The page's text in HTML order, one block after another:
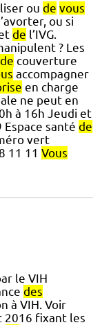
ou de vous
ou si
de l’IVG.
? Les
de couverture
accompagner
en charge
ne peut en
à 16h Jeudi et
Espace santé de
vert
11 11 Vous
le VIH
des
à VIH. Voir
2016 fixant les